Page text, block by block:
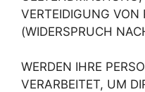
VERTEIDIGUNG VON
(WIDERSPRUCH
WERDEN IHRE
VERARBEITET, UM